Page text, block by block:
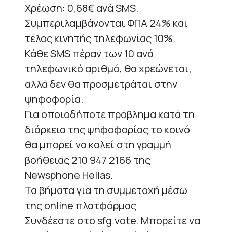
Χρέωση: 0,68€ ανά SMS.
Συμπεριλαμβάνονται ΦΠΑ 24% και
τέλος κινητής τηλεφωνίας 10%.
Κάθε SMS πέραν των 10 ανά
τηλεφωνικό αριθμό, θα χρεώνεται,
αλλά δεν θα προσμετράται στην
ψηφοφορία.
Για οποιοδήποτε πρόβλημα κατά τη
διάρκεια της ψηφοφορίας το κοινό
θα μπορεί να καλεί στη γραμμή
βοήθειας 210 947 2166 της
Newsphone Hellas.
Τα βήματα για τη συμμετοχή μέσω
της online πλατφόρμας
Συνδέεστε στο sfg.vote. Μπορείτε να